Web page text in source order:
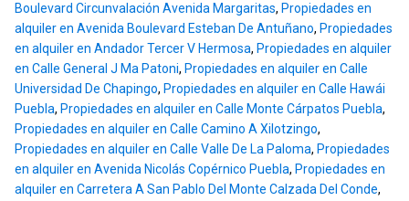
Boulevard Circunvalación Avenida Margaritas, Propiedades en
alquiler en Avenida Boulevard Esteban De Antuñano, Propiedades
en alquiler en Andador Tercer V Hermosa, Propiedades en alquiler
en Calle General J Ma Patoni, Propiedades en alquiler en Calle
Universidad De Chapingo, Propiedades en alquiler en Calle Hawái
Puebla, Propiedades en alquiler en Calle Monte Cárpatos Puebla,
Propiedades en alquiler en Calle Camino A Xilotzingo,
Propiedades en alquiler en Calle Valle De La Paloma, Propiedades
en alquiler en Avenida Nicolás Copérnico Puebla, Propiedades en
alquiler en Carretera A San Pablo Del Monte Calzada Del Conde,